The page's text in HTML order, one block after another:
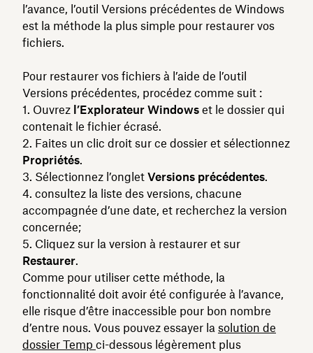
l’avance, l’outil Versions précédentes de Windows
est la méthode la plus simple pour restaurer vos
fichiers.
Pour restaurer vos fichiers à l’aide de l’outil
Versions précédentes, procédez comme suit :
Ouvrez l’Explorateur Windows et le dossier qui
contenait le fichier écrasé.
Faites un clic droit sur ce dossier et sélectionnez
Propriétés.
Sélectionnez l’onglet Versions précédentes.
consultez la liste des versions, chacune
accompagnée d’une date, et recherchez la version
concernée;
Cliquez sur la version à restaurer et sur
Restaurer.
Comme pour utiliser cette méthode, la
fonctionnalité doit avoir été configurée à l’avance,
elle risque d’être inaccessible pour bon nombre
d’entre nous. Vous pouvez essayer la solution de
dossier Temp ci-dessous légèrement plus